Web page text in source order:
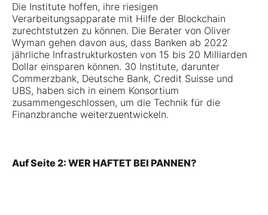
Die Institute hoffen, ihre riesigen
Verarbeitungsapparate mit Hilfe der Blockchain
zurechtstutzen zu können. Die Berater von Oliver
Wyman gehen davon aus, dass Banken ab 2022
jährliche Infrastrukturkosten von 15 bis 20 Milliarden
Dollar einsparen können. 30 Institute, darunter
Commerzbank, Deutsche Bank, Credit Suisse und
UBS, haben sich in einem Konsortium
zusammengeschlossen, um die Technik für die
Finanzbranche weiterzuentwickeln.
Auf Seite 2: WER HAFTET BEI PANNEN?